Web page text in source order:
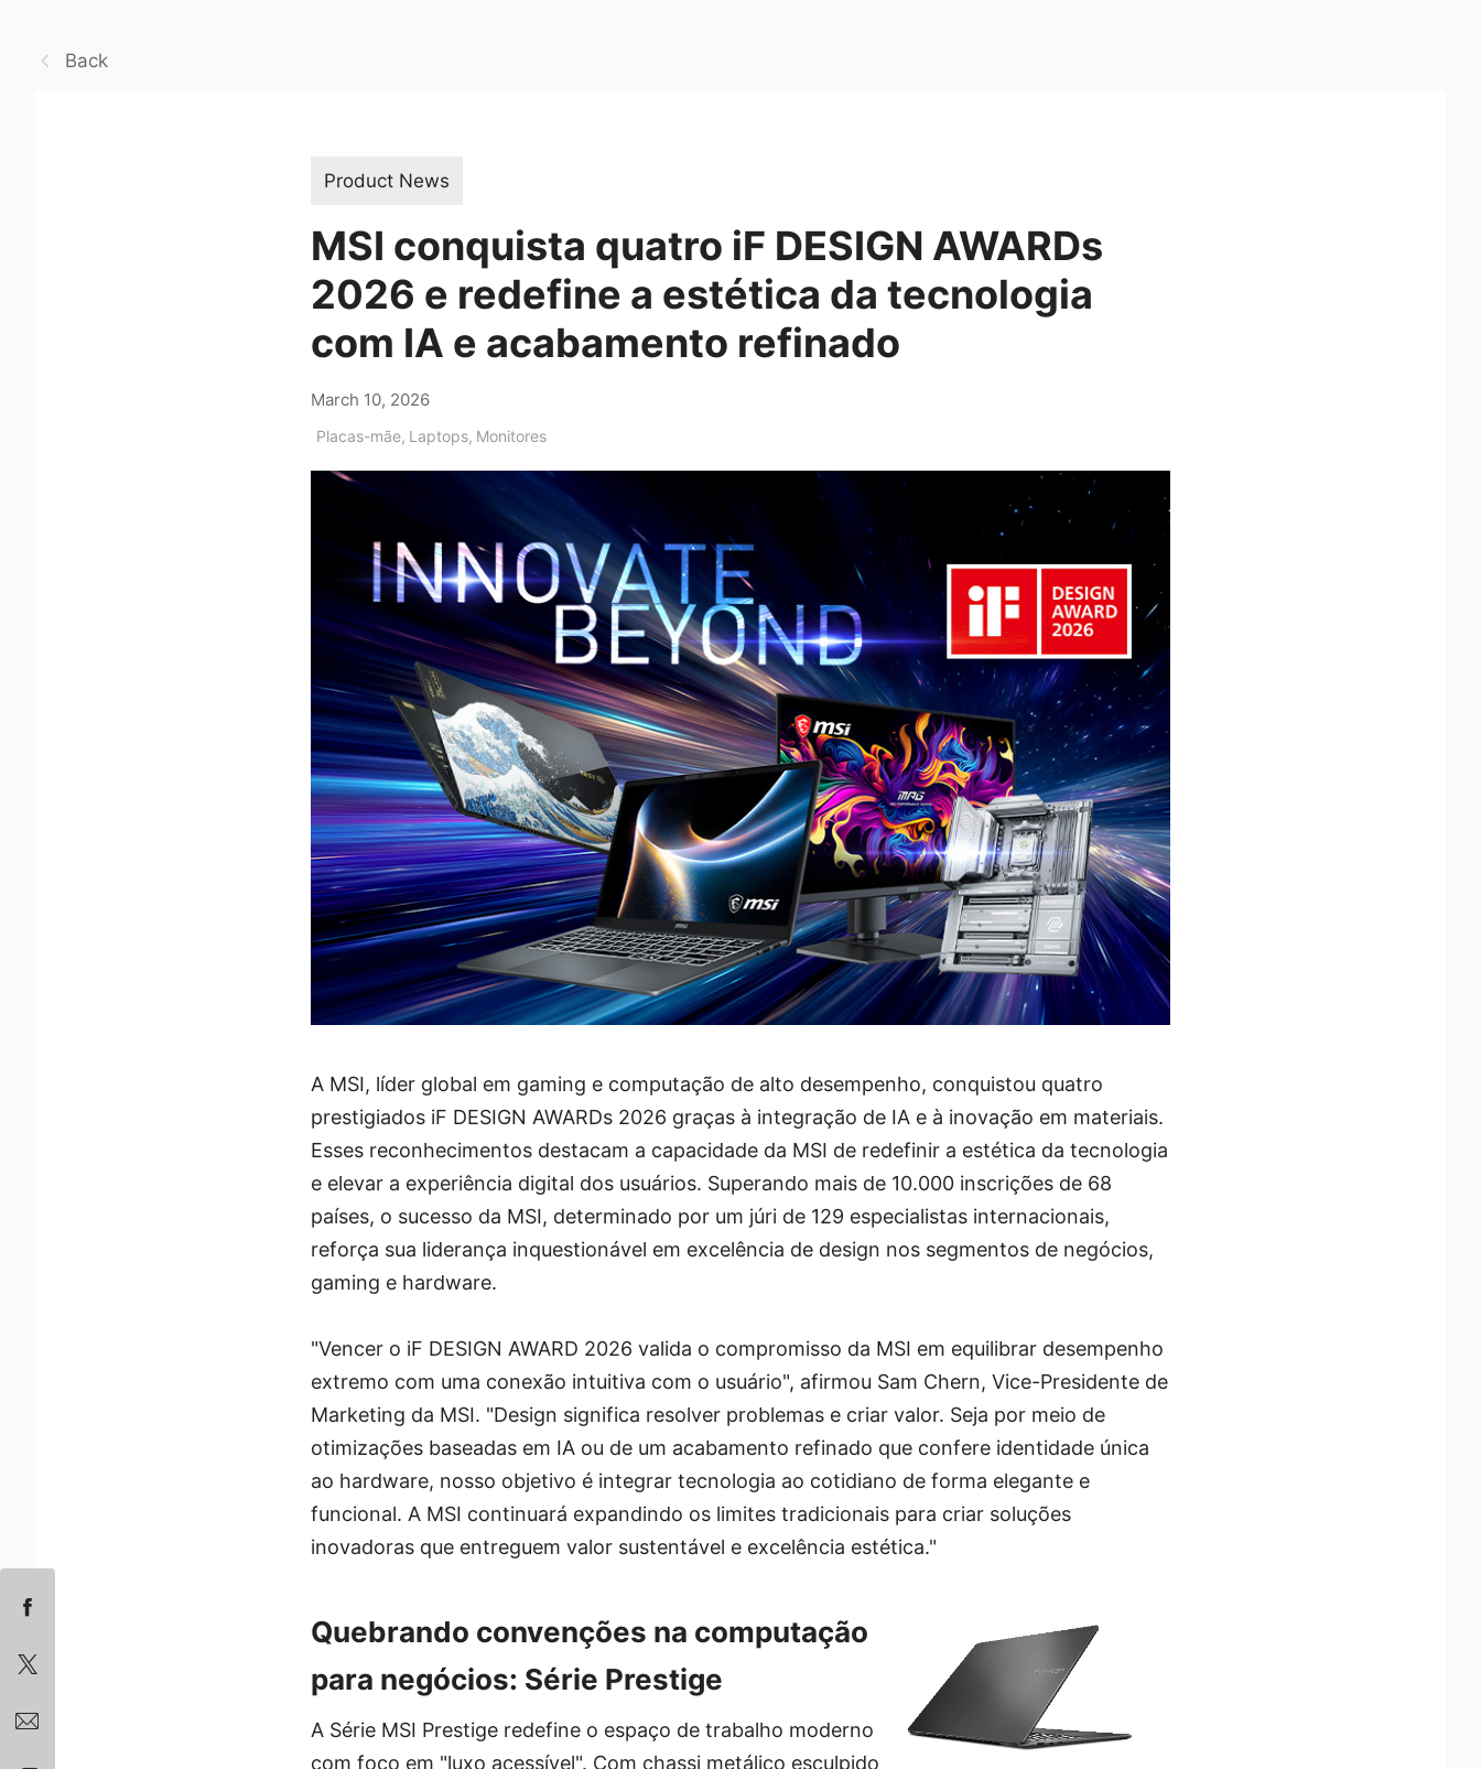
Back
Product News
MSI conquista quatro iF DESIGN AWARDs
2026 e redefine a estética da tecnologia
com IA e acabamento refinado
March 10, 2026
Placas-mãe, Laptops, Monitores
A MSI, líder global em gaming e computação de alto desempenho, conquistou quatro
prestigiados iF DESIGN AWARDs 2026 graças à integração de IA e à inovação em materiais.
Esses reconhecimentos destacam a capacidade da MSI de redefinir a estética da tecnologia
e elevar a experiência digital dos usuários. Superando mais de 10.000 inscrições de 68
países, o sucesso da MSI, determinado por um júri de 129 especialistas internacionais,
reforça sua liderança inquestionável em excelência de design nos segmentos de negócios,
gaming e hardware.
"Vencer o iF DESIGN AWARD 2026 valida o compromisso da MSI em equilibrar desempenho
extremo com uma conexão intuitiva com o usuário", afirmou Sam Chern, Vice-Presidente de
Marketing da MSI. "Design significa resolver problemas e criar valor. Seja por meio de
otimizações baseadas em IA ou de um acabamento refinado que confere identidade única
ao hardware, nosso objetivo é integrar tecnologia ao cotidiano de forma elegante e
funcional. A MSI continuará expandindo os limites tradicionais para criar soluções
inovadoras que entreguem valor sustentável e excelência estética."
Quebrando convenções na computação
para negócios: Série Prestige
A Série MSI Prestige redefine o espaço de trabalho moderno
com foco em "luxo acessível". Com chassi metálico esculpido